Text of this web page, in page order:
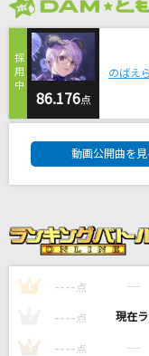
Official髭男dism
亜麻色の髪の乙女
青のすみか
キタニタツヤ
[生音]夢をかなえ
メバージョン)
Kiss and Cry
七海うらら
86.176点
のばえら
動画公開曲を見
1 ---- 点 ----
---- 点 ----
3 ---- 点 ----